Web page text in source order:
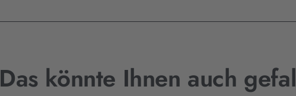
Das könnte Ihnen auch